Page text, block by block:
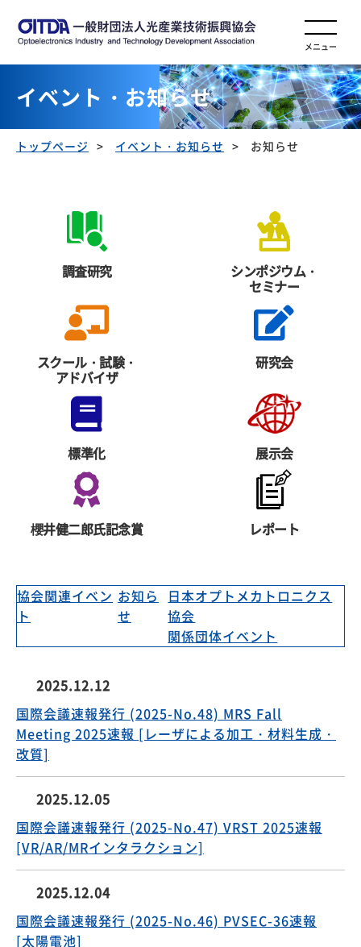
メニュー
イベント・お知らせ
トップページ イベント・お知らせ お知らせ
調査研究 シンポジウム・
セミナー
スクール・試験・
アドバイザ
研究会
標準化 展示会
櫻井健二郎氏記念賞 レポート
協会関連イベン
ト
お知ら
せ
日本オプトメカトロニクス
協会
関係団体イベント
2025.12.12
国際会議速報発行 (2025-No.48) MRS Fall
Meeting 2025速報 [レーザによる加工・材料生成・
改質]
2025.12.05
国際会議速報発行 (2025-No.47) VRST 2025速報
[VR/AR/MRインタラクション]
2025.12.04
国際会議速報発行 (2025-No.46) PVSEC-36速報
[太陽電池]